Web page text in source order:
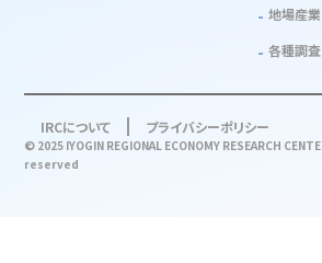
地場産
各種調
IRCについて プライバシーポリシー
© 2025 IYOGIN REGIONAL ECONOMY RESEARCH
reserved